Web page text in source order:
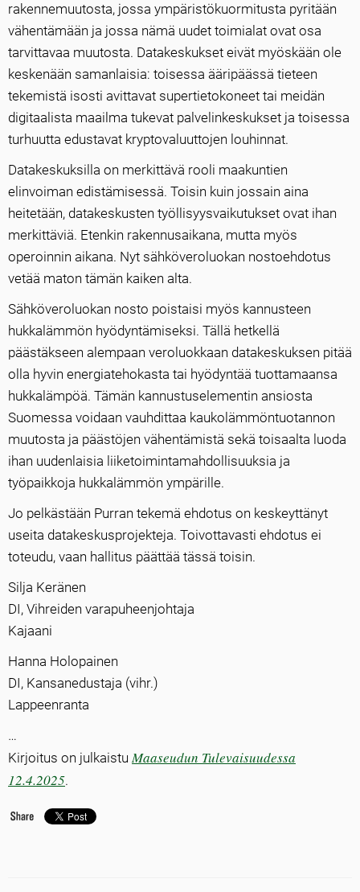
rakennemuutosta, jossa ympäristökuormitusta pyritään
vähentämään ja jossa nämä uudet toimialat ovat osa
tarvittavaa muutosta. Datakeskukset eivät myöskään ole
keskenään samanlaisia: toisessa ääripäässä tieteen
tekemistä isosti avittavat supertietokoneet tai meidän
digitaalista maailma tukevat palvelinkeskukset ja toisessa
turhuutta edustavat kryptovaluuttojen louhinnat.
Datakeskuksilla on merkittävä rooli maakuntien
elinvoiman edistämisessä. Toisin kuin jossain aina
heitetään, datakeskusten työllisyysvaikutukset ovat ihan
merkittäviä. Etenkin rakennusaikana, mutta myös
operoinnin aikana. Nyt sähköveroluokan nostoehdotus
vetää maton tämän kaiken alta.
Sähköveroluokan nosto poistaisi myös kannusteen
hukkalämmön hyödyntämiseksi. Tällä hetkellä
päästäkseen alempaan veroluokkaan datakeskuksen pitää
olla hyvin energiatehokasta tai hyödyntää tuottamaansa
hukkalämpöä. Tämän kannustuselementin ansiosta
Suomessa voidaan vauhdittaa kaukolämmöntuotannon
muutosta ja päästöjen vähentämistä sekä toisaalta luoda
ihan uudenlaisia liiketoimintamahdollisuuksia ja
työpaikkoja hukkalämmön ympärille.
Jo pelkästään Purran tekemä ehdotus on keskeyttänyt
useita datakeskusprojekteja. Toivottavasti ehdotus ei
toteudu, vaan hallitus päättää tässä toisin.
Silja Keränen
DI, Vihreiden varapuheenjohtaja
Kajaani
Hanna Holopainen
DI, Kansanedustaja (vihr.)
Lappeenranta
…
Kirjoitus on julkaistuMaaseudun Tulevaisuudessa
12.4.2025.